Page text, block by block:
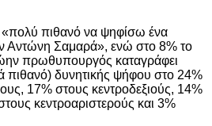
«πολύ πιθανό να ψηφίσω ένα
Αντώνη Σαμαρά», ενώ στο 8% το
πρωθυπουργός καταγράφει
πιθανό) δυνητικής ψήφου στο 24%
17% στους κεντροδεξιούς, 14%
κεντροαριστερούς και 3%